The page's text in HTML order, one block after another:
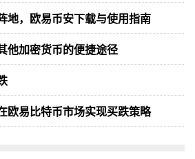
地，欧易币安下载与使用指南
他加密货币的便捷途径
欧易比特币市场实现买跌策略